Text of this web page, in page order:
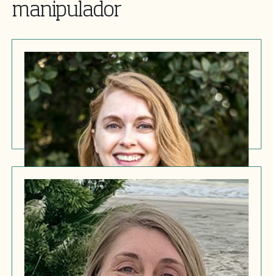
manipulador
Sarah Reed
Director de certificación de manipuladores
Jessie Nichols
Especialista técnico internacional superior